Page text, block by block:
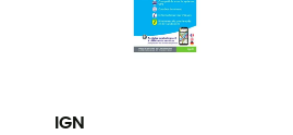
IGN